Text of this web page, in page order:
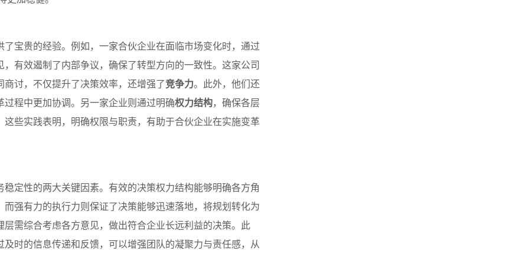
宝贵的经验。例如，一家合伙企业在面临市场变化时，通过
，有效遏制了内部争议，确保了转型方向的一致性。这家公司
讨，不仅提升了决策效率，还增强了竞争力。此外，他们还
程中更加协调。另一家企业则通过明确权力结构，确保各层
些实践表明，明确权限与职责，有助于合伙企业在实施变革
稳定性的两大关键因素。有效的决策权力结构能够明确各方角
强有力的执行力则保证了决策能够迅速落地，将规划转化为
层需综合考虑各方意见，做出符合企业长远利益的决策。此
时的信息传递和反馈，可以增强团队的凝聚力与责任感，从